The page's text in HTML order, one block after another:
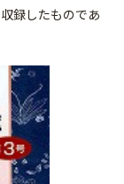
録したものであ